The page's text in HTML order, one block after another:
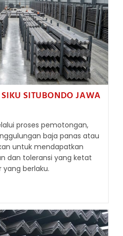
SITUBONDO JAWA
proses pemotongan,
baja panas atau
untuk mendapatkan
dan toleransi yang ketat
berlaku.